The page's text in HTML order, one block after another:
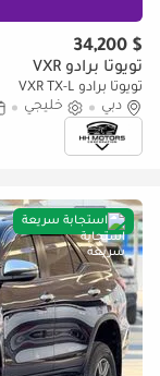
$ 34,200
تويوتا برادو VXR
تويوتا برادو VXR TX-L
دبي
خليجي
استجابة سريعة